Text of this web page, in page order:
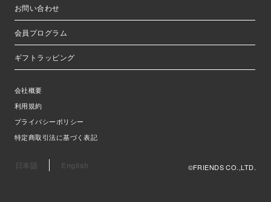
お問い合わせ
会員プログラム
ギフトラッピング
会社概要
利用規約
プライバシーポリシー
特定商取引法に基づく表記
日本語 English ©FRIENDS CO.,LTD.